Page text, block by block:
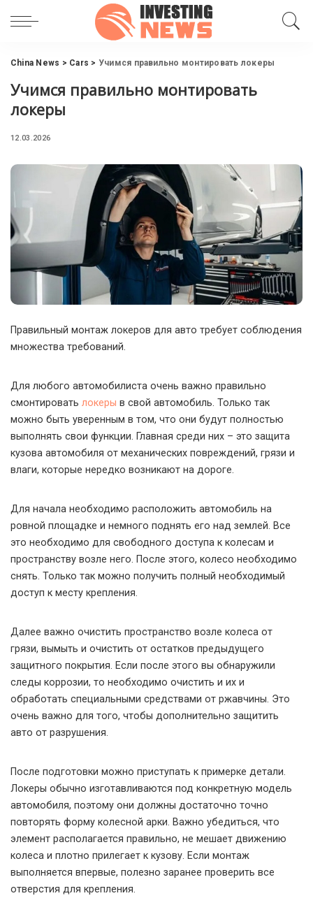
China News > Cars > Учимся правильно монтировать локеры
Учимся правильно монтировать
локеры
12.03.2026
Правильный монтаж локеров для авто требует соблюдения
множества требований.
Для любого автомобилиста очень важно правильно
смонтировать локеры в свой автомобиль. Только так
можно быть уверенным в том, что они будут полностью
выполнять свои функции. Главная среди них – это защита
кузова автомобиля от механических повреждений, грязи и
влаги, которые нередко возникают на дороге.
Для начала необходимо расположить автомобиль на
ровной площадке и немного поднять его над землей. Все
это необходимо для свободного доступа к колесам и
пространству возле него. После этого, колесо необходимо
снять. Только так можно получить полный необходимый
доступ к месту крепления.
Далее важно очистить пространство возле колеса от
грязи, вымыть и очистить от остатков предыдущего
защитного покрытия. Если после этого вы обнаружили
следы коррозии, то необходимо очистить и их и
обработать специальными средствами от ржавчины. Это
очень важно для того, чтобы дополнительно защитить
авто от разрушения.
После подготовки можно приступать к примерке детали.
Локеры обычно изготавливаются под конкретную модель
автомобиля, поэтому они должны достаточно точно
повторять форму колесной арки. Важно убедиться, что
элемент располагается правильно, не мешает движению
колеса и плотно прилегает к кузову. Если монтаж
выполняется впервые, полезно заранее проверить все
отверстия для крепления.